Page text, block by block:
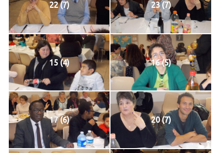
22 (7) 23 (7)
15 (4) 16 (5)
17 (6) 20 (7)